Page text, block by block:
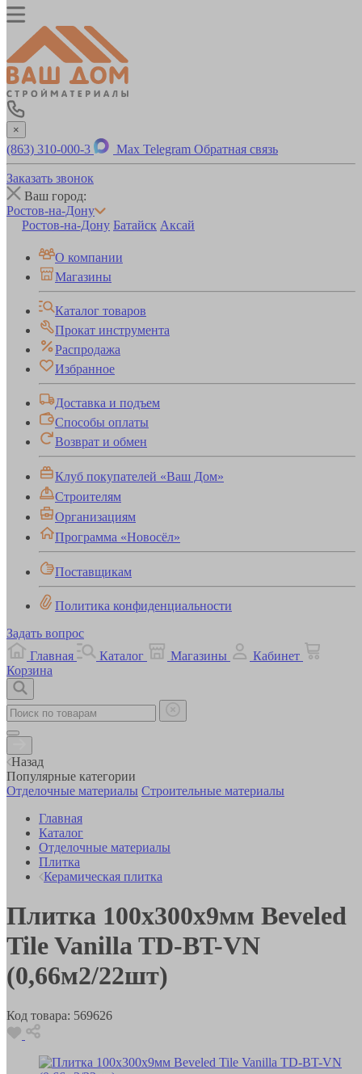
×
(863) 310-000-3 Max Telegram Обратная связь
Заказать звонок
Ваш город:
Ростов-на-Дону
Ростов-на-Дону Батайск Аксай
О компании
Магазины
Каталог товаров
Прокат инструмента
Распродажа
Избранное
Доставка и подъем
Способы оплаты
Возврат и обмен
Клуб покупателей «Ваш Дом»
Строителям
Организациям
Программа «Новосёл»
Поставщикам
Политика конфиденциальности
Задать вопрос
Главная
Каталог Магазины
Кабинет
Корзина
Назад
Популярные категории
Отделочные материалы Строительные материалы
Главная
Каталог
Отделочные материалы
Плитка
Керамическая плитка
Плитка 100х300х9мм Beveled
Tile Vanilla TD-BT-VN
(0,66м2/22шт)
Код товара: 569626